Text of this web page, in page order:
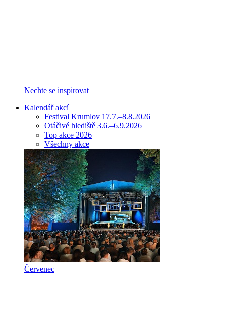
Nechte se inspirovat
Kalendář akcí
Festival Krumlov 17.7.–8.8.2026
Otáčivé hlediště 3.6.–6.9.2026
Top akce 2026
Všechny akce
Červenec